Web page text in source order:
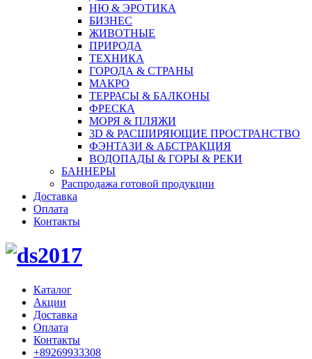
НЮ & ЭРОТИКА
БИЗНЕС
ЖИВОТНЫЕ
ПРИРОДА
ТЕХНИКА
ГОРОДА & СТРАНЫ
МАКРО
ТЕРРАСЫ & БАЛКОНЫ
ФРЕСКА
МОРЯ & ПЛЯЖИ
3D & РАСШИРЯЮЩИЕ ПРОСТРАНСТВО
ФЭНТАЗИ & АБСТРАКЦИЯ
ВОДОПАДЫ & ГОРЫ & РЕКИ
БАННЕРЫ
Распродажа готовой продукции
Доставка
Оплата
Контакты
Каталог
Акции
Доставка
Оплата
Контакты
+89269933308